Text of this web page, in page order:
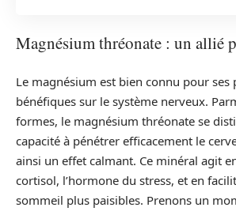
Magnésium thréonate : un allié
Le magnésium est bien connu pour ses
bénéfiques sur le système nerveux.
formes, le magnésium thréonate se
capacité à pénétrer efficacement le
ainsi un effet calmant. Ce minéral agit
cortisol, l’hormone du stress, et en
sommeil plus paisibles. Prenons un